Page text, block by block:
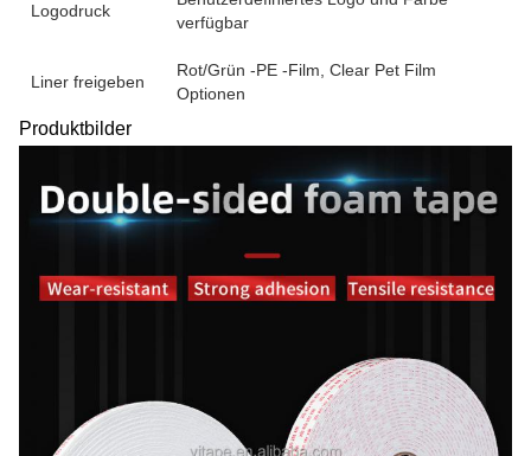
Logodruck
verfügbar
Liner freigeben
Rot/Grün -PE -Film, Clear Pet Film
Optionen
Produktbilder